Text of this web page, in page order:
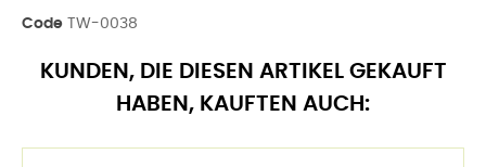
Code TW-0038
KUNDEN, DIE DIESEN ARTIKEL GEKAUFT
HABEN, KAUFTEN AUCH: